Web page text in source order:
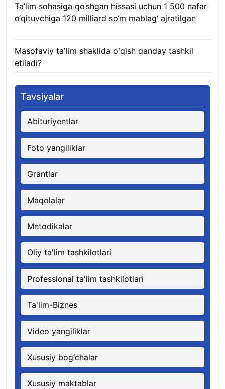
Ta’lim sohasiga qo‘shgan hissasi uchun 1 500 nafar
o‘qituvchiga 120 milliard so‘m mablag‘ ajratilgan
Masofaviy taʼlim shaklida oʻqish qanday tashkil
etiladi?
Tavsiyalar
Abituriyentlar
Foto yangiliklar
Grantlar
Maqolalar
Metodikalar
Oliy ta'lim tashkilotlari
Professional ta'lim tashkilotlari
Ta'lim-Biznes
Video yangiliklar
Xususiy bog‘chalar
Xususiy maktablar